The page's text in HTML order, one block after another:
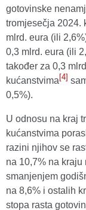
gotovinske
tromjesečja 2024.
mlrd. eura (ili
0,3 mlrd. eura (ili
također za 0,3
kućanstvima [4]
0,5%).
U odnosu na kraj
kućanstvima
razini njihov se
na 10,7% na
smanjenjem
na 8,6% i ostalih
stopa rasta